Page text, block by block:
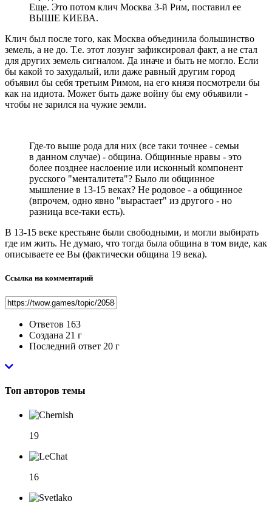
Еще. Это потом клич Москва 3-й Рим, поставил ее
ВЫШЕ КИЕВА.
Клич был после того, как Москва объединила большинство
земель, а не до. Т.е. этот лозунг зафиксировал факт, а не стал
для других земель сигналом. Да иначе и быть не могло. Если
бы какой то захудалый, или даже равный другим город
объявил бы себя третьим Римом, на его князя посмотрели бы
как на идиота. Может быть даже войну бы ему объявили -
чтобы не зарился на чужие земли.
Где-то выше рода для них (все таки точнее - семьи
в данном случае) - община. Общинные нравы - это
более позднее наслоение или исконный компонент
русского "менталитета"? Было ли общинное
мышление в 13-15 веках? Не родовое - а общинное
(впрочем, одно явно "вырастает" из другого - но
разница все-таки есть).
В 13-15 веке крестьяне были свободными, и могли выбирать
где им жить. Не думаю, что тогда была община в том виде, как
описываете ее Вы (фактически община 19 века).
Ссылка на комментарий
Ответов 163
Создана 21 г
Последний ответ 20 г
Топ авторов темы
19
16